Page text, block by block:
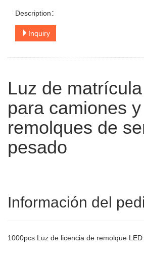
Description：
Inquiry
Luz de
para camiones y
remolques de
pesado
Información del
1000pcs Luz de licencia de remolque